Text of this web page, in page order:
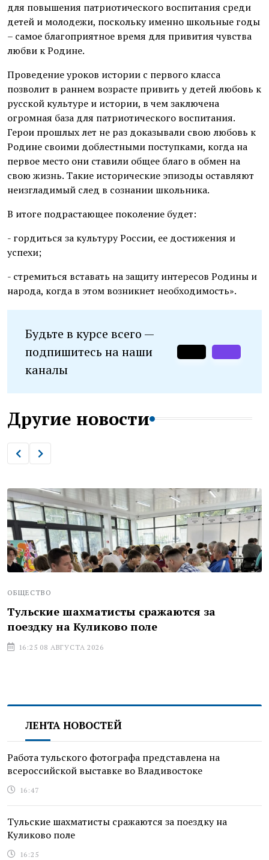
для повышения патриотического воспитания среди
детей и молодежи, поскольку именно школьные годы
– самое благоприятное время для привития чувства
любви к Родине.
Проведение уроков истории с первого класса
позволит в раннем возрасте привить у детей любовь к
русской культуре и истории, в чем заключена
огромная база для патриотического воспитания.
Герои прошлых лет не раз доказывали свою любовь к
Родине своими доблестными поступками, когда на
первое место они ставили общее благо в обмен на
свою жизнь. Такие исторические эпизоды оставляют
неизгладимый след в сознании школьника.
В итоге подрастающее поколение будет:
- гордиться за культуру России, ее достижения и
успехи;
- стремиться вставать на защиту интересов Родины и
народа, когда в этом возникнет необходимость».
Будьте в курсе всего —
подпишитесь на наши
каналы
Другие новости
ОБЩЕСТВО
Тульские шахматисты сражаются за
поездку на Куликово поле
16:25 08 АВГУСТА 2026
ЛЕНТА НОВОСТЕЙ
Работа тульского фотографа представлена на
всероссийской выставке во Владивостоке
16:47
Тульские шахматисты сражаются за поездку на
Куликово поле
16:25